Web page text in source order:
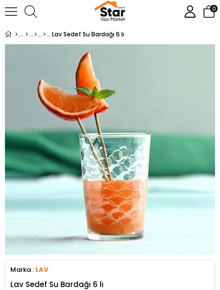
0
Lav Sedef Su Bardağı 6 lı
Marka : LAV
Lav Sedef Su Bardağı 6 lı